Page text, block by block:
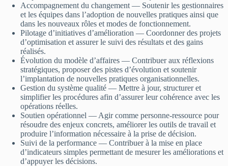
Accompagnement du changement — Soutenir les gestionnaires
et les équipes dans l’adoption de nouvelles pratiques ainsi que
dans les nouveaux rôles et modes de fonctionnement.
Pilotage d’initiatives d’amélioration — Coordonner des projets
d’optimisation et assurer le suivi des résultats et des gains
réalisés.
Évolution du modèle d’affaires — Contribuer aux réflexions
stratégiques, proposer des pistes d’évolution et soutenir
l’implantation de nouvelles pratiques organisationnelles.
Gestion du système qualité — Mettre à jour, structurer et
simplifier les procédures afin d’assurer leur cohérence avec les
opérations réelles.
Soutien opérationnel — Agir comme personne-ressource pour
résoudre des enjeux concrets, améliorer les outils de travail et
produire l’information nécessaire à la prise de décision.
Suivi de la performance — Contribuer à la mise en place
d’indicateurs simples permettant de mesurer les améliorations et
d’appuyer les décisions.